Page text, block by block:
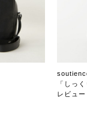
「しっ
レビュ